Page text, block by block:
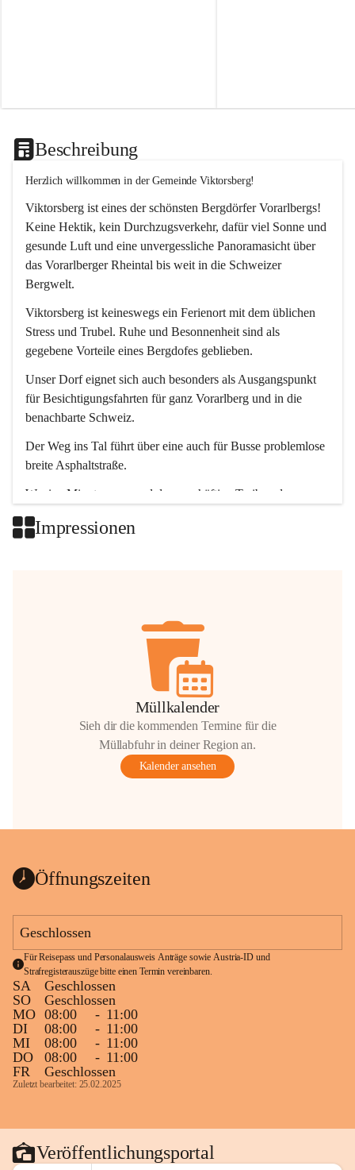
Beschreibung
Herzlich willkommen in der Gemeinde Viktorsberg!
Viktorsberg ist eines der schönsten Bergdörfer Vorarlbergs!
Keine Hektik, kein Durchzugsverkehr, dafür viel Sonne und
gesunde Luft und eine unvergessliche Panoramasicht über
das Vorarlberger Rheintal bis weit in die Schweizer
Bergwelt.
Viktorsberg ist keineswegs ein Ferienort mit dem üblichen
Stress und Trubel. Ruhe und Besonnenheit sind als
gegebene Vorteile eines Bergdofes geblieben.
Unser Dorf eignet sich auch besonders als Ausgangspunkt
für Besichtigungsfahrten für ganz Vorarlberg und in die
benachbarte Schweiz.
Der Weg ins Tal führt über eine auch für Busse problemlose
breite Asphaltstraße.
Wenige Minuten nur, und das geschäftige Treiben der
Impressionen
Müllkalender
Sieh dir die kommenden Termine für die
Müllabfuhr in deiner Region an.
Kalender ansehen
Öffnungszeiten
Geschlossen
Für Reisepass und Personalausweis Anträge sowie Austria-ID und
Strafregisterauszüge bitte einen Termin vereinbaren.
SA
Geschlossen
SO
Geschlossen
MO 08:00 - 11:00
DI
08:00 - 11:00
MI
08:00 - 11:00
DO
08:00 - 11:00
FR
Geschlossen
Zuletzt bearbeitet: 25.02.2025
Veröffentlichungsportal